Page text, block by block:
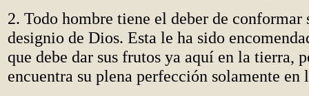
2. Todo hombre tiene el deber de conformar
designio de Dios. Esta le ha sido
que debe dar sus frutos ya aquí en la tierra,
encuentra su plena perfección solamente en